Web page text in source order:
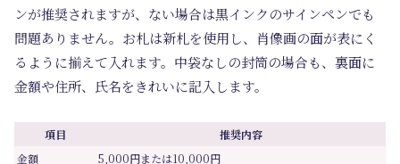
ンが推奨されますが、ない場合は黒インクのサインペンでも
問題ありません。お札は新札を使用し、肖像画の面が表にく
るように揃えて入れます。中袋なしの封筒の場合も、裏面に
金額や住所、氏名をきれいに記入します。
項目
推奨内容
金額
5,000円または10,000円